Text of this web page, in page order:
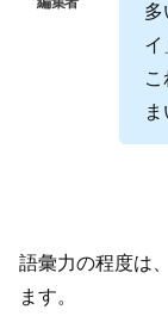
イ
ま
語彙力の程度は
ます。